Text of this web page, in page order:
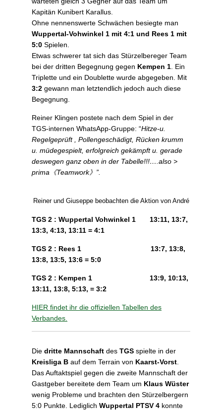
Kapitän Kunibert Karallus.
Ohne nennenswerte Schwächen besiegte man
Wuppertal-Vohwinkel 1 mit 4:1 und Rees 1 mit
5:0 Spielen.
Etwas schwerer tat sich das Stürzelbereger Team
bei der dritten Begegnung gegen Kempen 1 . Ein
Triplette und ein Doublette wurde abgegeben. Mit
3:2 gewann man letztendlich jedoch auch diese
Begegnung.
Reiner Klingen postete nach dem Spiel in der
TGS-internen WhatsApp-Gruppe: “Hitze-u.
Regelgeprüft , Pollengeschädigt, Rücken krumm
u. müdegespielt, erfolgreich gekämpft u. gerade
deswegen ganz oben in der Tabelle!!!….also >
prima《Teamwork》”.
Reiner und Giuseppe beobachten die Aktion von André
TGS 2 : Wuppertal Vohwinkel 1 13:11, 13:7,
13:3, 4:13, 13:11 = 4:1
TGS 2 : Rees 1 13:7, 13:8,
13:8, 13:5, 13:6 = 5:0
TGS 2 : Kempen 1 13:9, 10:13,
13:11, 13:8, 5:13, = 3:2
HIER findet ihr die offiziellen Tabellen des
Verbandes.
Die dritte Mannschaft des TGS spielte in der
Kreisliga B auf dem Terrain von Kaarst-Vorst
Das Auftaktspiel gegen die zweite Mannschaft der
Gastgeber bereitete dem Team um Klaus Wüster
wenig Probleme und brachten den Stürzelbergern
5:0 Punkte. Lediglich Wuppertal PTSV 4 konnte